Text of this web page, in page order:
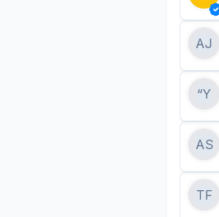
AJ
“Y
AS
TF